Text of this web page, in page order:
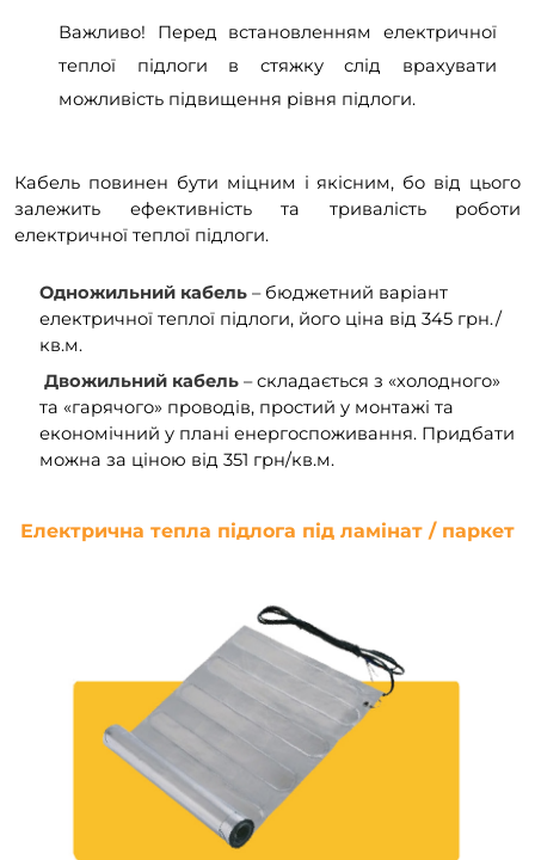
Важливо! Перед встановленням електричної
теплої підлоги в стяжку слід врахувати
можливість підвищення рівня підлоги.
Кабель повинен бути міцним і якісним, бо від цього
залежить ефективність та тривалість роботи
електричної теплої підлоги.
Одножильний кабель – бюджетний варіант
електричної теплої підлоги, його ціна від 345 грн./
кв.м.
Двожильний кабель – складається з «холодного»
та «гарячого» проводів, простий у монтажі та
економічний у плані енергоспоживання. Придбати
можна за ціною від 351 грн/кв.м.
Електрична тепла підлога під ламінат / паркет